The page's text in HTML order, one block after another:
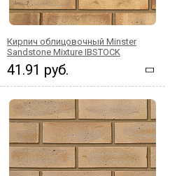
Кирпич облицовочный Minster
Sandstone Mixture IBSTOCK
41.91 руб.